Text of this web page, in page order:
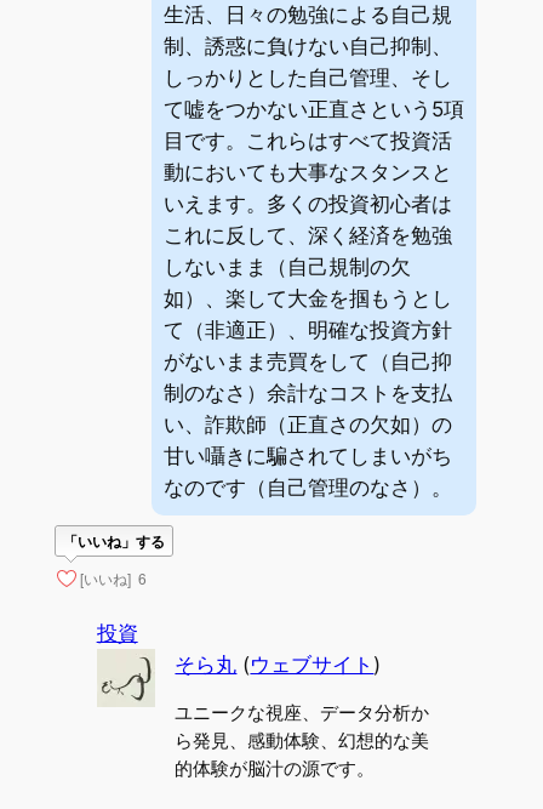
生活、日々の勉強による自己規
制、誘惑に負けない自己抑制、
しっかりとした自己管理、そし
て嘘をつかない正直さという5項
目です。これらはすべて投資活
動においても大事なスタンスと
いえます。多くの投資初心者は
これに反して、深く経済を勉強
しないまま（自己規制の欠
如）、楽して大金を掴もうとし
て（非適正）、明確な投資方針
がないまま売買をして（自己抑
制のなさ）余計なコストを支払
い、詐欺師（正直さの欠如）の
甘い囁きに騙されてしまいがち
なのです（自己管理のなさ）。
「いいね」する
[いいね] 6
投資
そら丸 (ウェブサイト )
ユニークな視座、データ分析か
ら発見、感動体験、幻想的な美
的体験が脳汁の源です。